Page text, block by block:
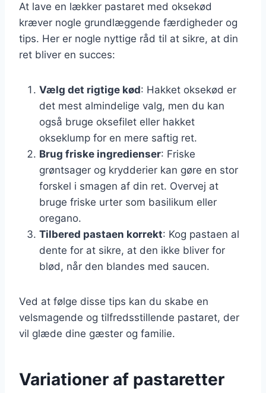
At lave en lækker pastaret med oksekød
kræver nogle grundlæggende færdigheder og
tips. Her er nogle nyttige råd til at sikre, at din
ret bliver en succes:
Vælg det rigtige kød: Hakket oksekød er
det mest almindelige valg, men du kan
også bruge oksefilet eller hakket
okseklump for en mere saftig ret.
Brug friske ingredienser: Friske
grøntsager og krydderier kan gøre en stor
forskel i smagen af din ret. Overvej at
bruge friske urter som basilikum eller
oregano.
Tilbered pastaen korrekt: Kog pastaen al
dente for at sikre, at den ikke bliver for
blød, når den blandes med saucen.
Ved at følge disse tips kan du skabe en
velsmagende og tilfredsstillende pastaret, der
vil glæde dine gæster og familie.
Variationer af pastaretter